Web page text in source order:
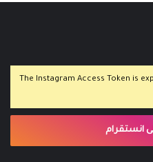
The Instagram Access Token is
انستقرام